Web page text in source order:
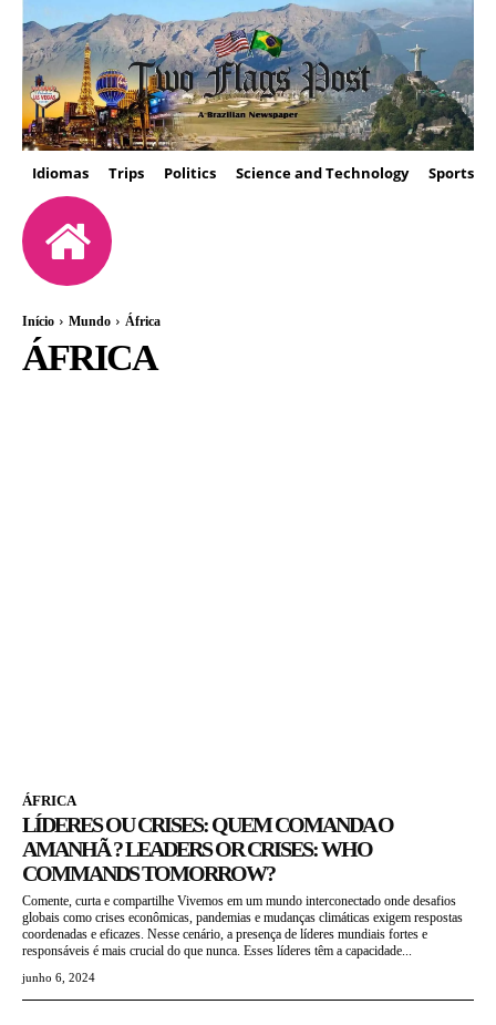
Idiomas Trips Politics Science and Technology Sports
Início Mundo África
ÁFRICA
ÁFRICA
LÍDERES OU CRISES: QUEM COMANDA O
AMANHÃ ? LEADERS OR CRISES: WHO
COMMANDS TOMORROW?
Comente, curta e compartilhe Vivemos em um mundo interconectado onde desafios
globais como crises econômicas, pandemias e mudanças climáticas exigem respostas
coordenadas e eficazes. Nesse cenário, a presença de líderes mundiais fortes e
responsáveis é mais crucial do que nunca. Esses líderes têm a capacidade...
junho 6, 2024